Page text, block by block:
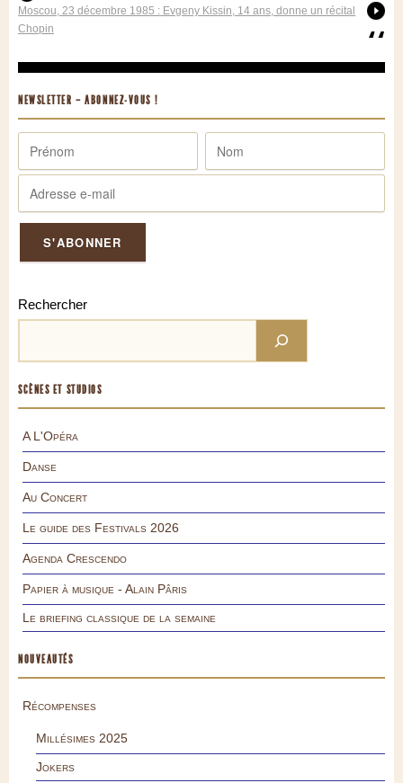
Moscou, 23 décembre 1985 : Evgeny Kissin, 14 ans, donne un récital
Chopin
NEWSLETTER – ABONNEZ-VOUS !
Rechercher
SCÈNES ET STUDIOS
A L'Opéra
Danse
Au Concert
Le guide des Festivals 2026
Agenda Crescendo
Papier à musique - Alain Pâris
Le briefing classique de la semaine
NOUVEAUTÉS
Récompenses
Millésimes 2025
Jokers